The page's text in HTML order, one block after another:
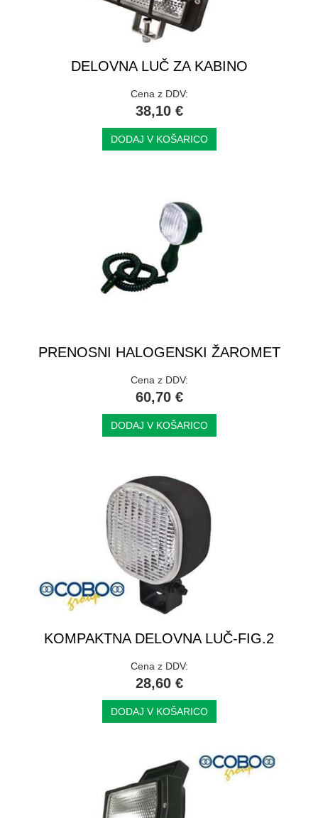
DELOVNA LUČ ZA KABINO
Cena z DDV:
38,10 €
DODAJ V KOŠARICO
PRENOSNI HALOGENSKI ŽAROMET
Cena z DDV:
60,70 €
DODAJ V KOŠARICO
KOMPAKTNA DELOVNA LUČ-FIG.2
Cena z DDV:
28,60 €
DODAJ V KOŠARICO